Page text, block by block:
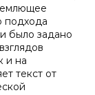
подхода
было задано
и на
текст от